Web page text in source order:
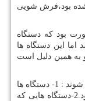
شده بود،فرش شویی
بود که دستگاه
این دستگاه ها
به همین دلیل است
دستگاه های نیمه اتوماتیک به 3 دسته تقسیم می شوند : 1- دستگاه ها
یا برس هایی که برای شستشو استفاده می شود.2-دستگاه هایی که